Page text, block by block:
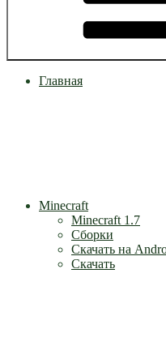
Главная
Minecraft
Minecraft 1.7
Сборки
Скачать на
Скачать